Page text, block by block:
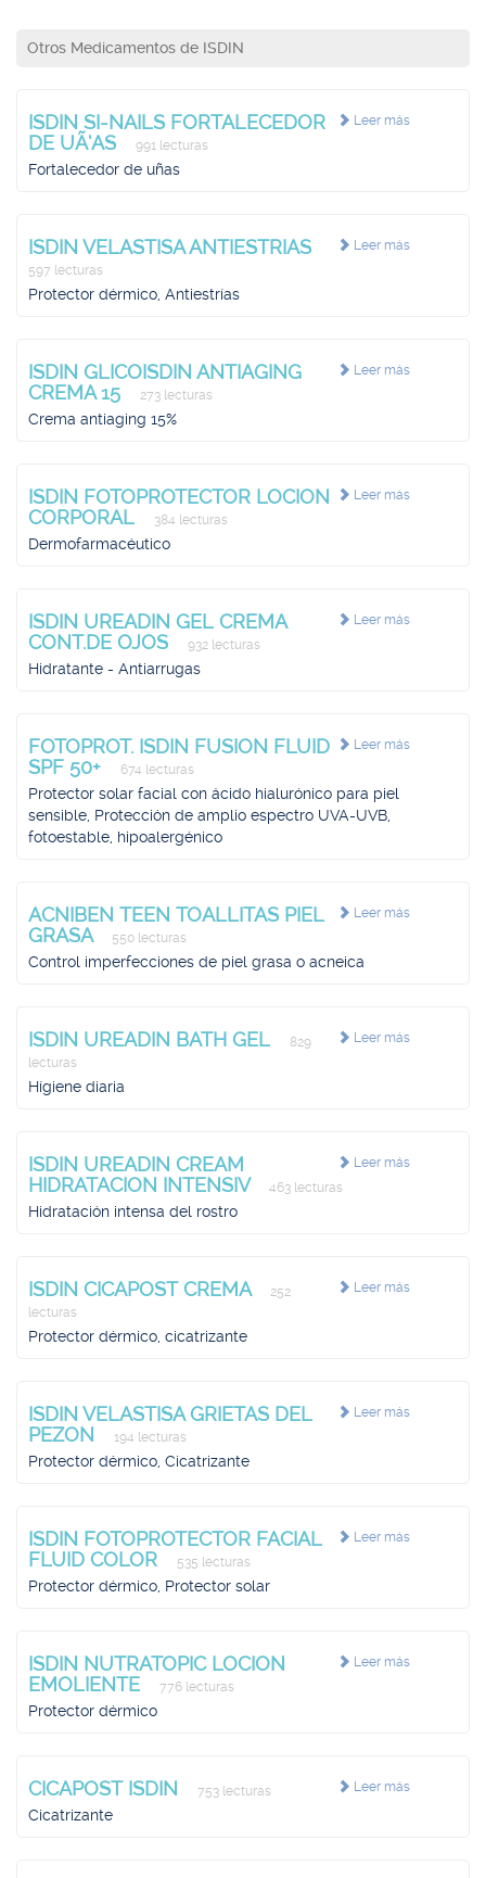
Otros Medicamentos de ISDIN
Leer más
ISDIN SI-NAILS FORTALECEDOR
DE UÃ‘AS
991 lecturas
Fortalecedor de uñas
Leer más
ISDIN VELASTISA ANTIESTRIAS
597 lecturas
Protector dérmico, Antiestrías
Leer más
ISDIN GLICOISDIN ANTIAGING
CREMA 15
273 lecturas
Crema antiaging 15%
Leer más
ISDIN FOTOPROTECTOR LOCION
CORPORAL
384 lecturas
Dermofarmacéutico
Leer más
ISDIN UREADIN GEL CREMA
CONT.DE OJOS
932 lecturas
Hidratante - Antiarrugas
Leer más
FOTOPROT. ISDIN FUSION FLUID
SPF 50+
674 lecturas
Protector solar facial con ácido hialurónico para piel
sensible, Protección de amplio espectro UVA-UVB,
fotoestable, hipoalergénico
Leer más
ACNIBEN TEEN TOALLITAS PIEL
GRASA
550 lecturas
Control imperfecciones de piel grasa o acneica
Leer más
ISDIN UREADIN BATH GEL
829
lecturas
Hígiene diaria
Leer más
ISDIN UREADIN CREAM
HIDRATACION INTENSIV
463 lecturas
Hidratación intensa del rostro
Leer más
ISDIN CICAPOST CREMA
252
lecturas
Protector dérmico, cicatrizante
Leer más
ISDIN VELASTISA GRIETAS DEL
PEZON
194 lecturas
Protector dérmico, Cicatrizante
Leer más
ISDIN FOTOPROTECTOR FACIAL
FLUID COLOR
535 lecturas
Protector dérmico, Protector solar
Leer más
ISDIN NUTRATOPIC LOCION
EMOLIENTE
776 lecturas
Protector dérmico
Leer más
CICAPOST ISDIN 753 lecturas
Cicatrizante